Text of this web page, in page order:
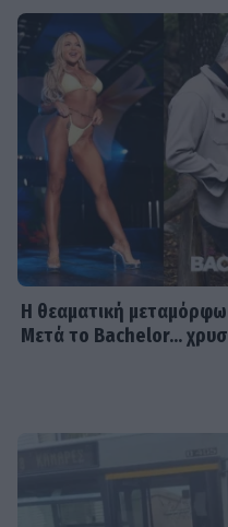
Η θεαματική
Μετά το Bachelor...